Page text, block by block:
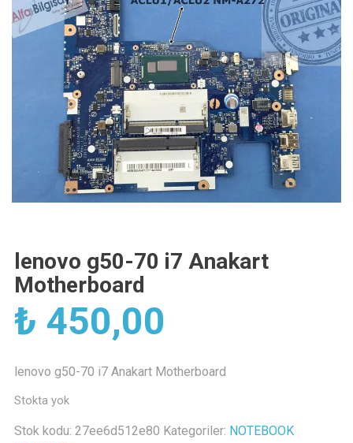
lenovo g50-70 i7 Anakart
Motherboard
₺ 450,00
lenovo g50-70 i7 Anakart Motherboard
Stokta yok
Stok kodu: 27ee6d512e80 Kategoriler: NOTEBOOK